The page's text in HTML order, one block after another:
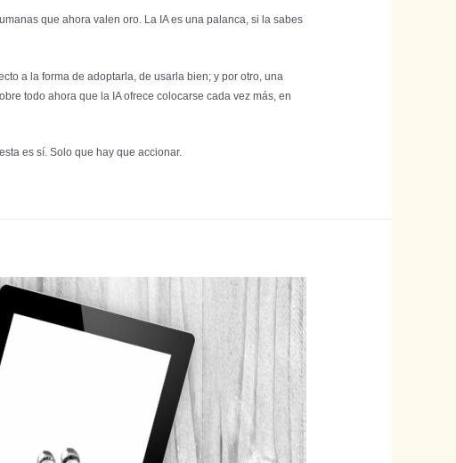
que ahora valen oro. La IA es una palanca, si la sabes
a la forma de adoptarla, de usarla bien; y por otro, una
todo ahora que la IA ofrece colocarse cada vez más, en
es sí. Solo que hay que accionar.